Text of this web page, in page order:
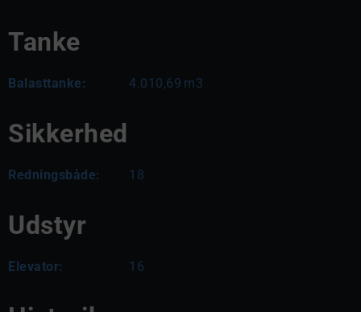
Tanke
Balasttanke: 4.010,69 m3
Sikkerhed
Redningsbåde: 18
Udstyr
Elevator: 16